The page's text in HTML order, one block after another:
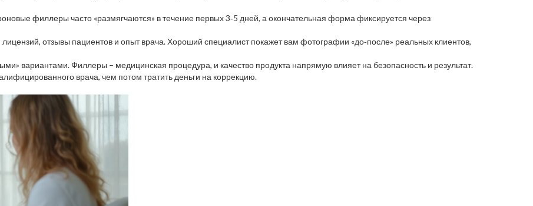
филлеры часто «размягчаются» в течение первых 3‑5 дней, а окончательная форма фиксируется через
отзывы пациентов и опыт врача. Хороший специалист покажет вам фотографии «до‑после» реальных клиентов,
вариантами. Филлеры – медицинская процедура, и качество продукта напрямую влияет на безопасность и результат.
врача, чем потом тратить деньги на коррекцию.